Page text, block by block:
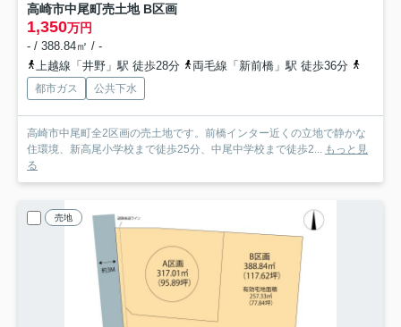
高崎市中尾町売土地 B区画
1,350万円
- / 388.84㎡ / -
上越線「井野」駅 徒歩28分
両毛線「新前橋」駅 徒歩36分
都市ガス 公共下水
高崎市中尾町全2区画の売土地です。前橋インター近くの立地で静かな
住環境、新高尾小学校まで徒歩25分、中尾中学校まで徒歩2...
もっと見
る
売地